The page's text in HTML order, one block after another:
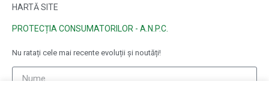
HARTĂ SITE
PROTECȚIA CONSUMATORILOR - A.N.P.C.
Nu ratați cele mai recente evoluții și noutăți!